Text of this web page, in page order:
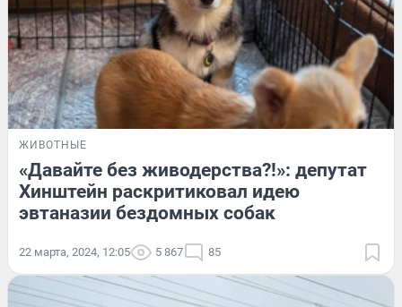
ЖИВОТНЫЕ
«Давайте без живодерства?!»: депутат
Хинштейн раскритиковал идею
эвтаназии бездомных собак
22 марта, 2024, 12:05 5 867 85